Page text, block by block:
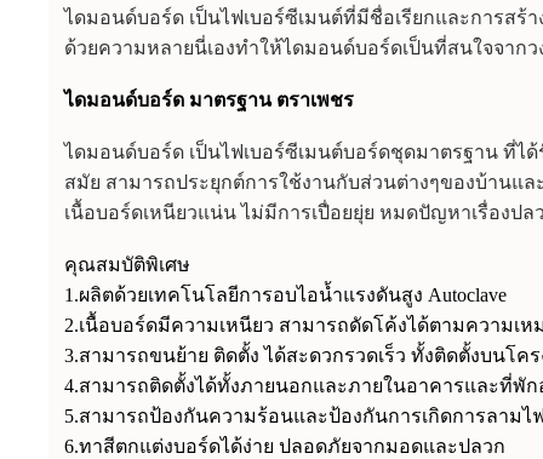
ไดมอนด์บอร์ด เป็นไฟเบอร์ซีเมนต์ที่มีชื่อเรียกและการ
ด้วยความหลายนี่เองทำให้ไดมอนด์บอร์ดเป็นที่สนใจจาก
ไดมอนด์บอร์ด มาตรฐาน ตราเพชร
ไดมอนด์บอร์ด เป็นไฟเบอร์ซีเมนต์บอร์ดชุดมาตรฐาน ที่
สมัย สามารถประยุกต์การใช้งานกับส่วนต่างๆของบ้านแ
เนื้อบอร์ดเหนียวแน่น ไม่มีการเปื่อยยุ่ย หมดปัญหาเรื่องป
คุณสมบัติพิเศษ
1.ผลิตด้วยเทคโนโลยีการอบไอน้ำแรงดันสูง Autoclave
2.เนื้อบอร์ดมีความเหนียว สามารถดัดโค้งได้ตามความเห
3.สามารถขนย้าย ติดตั้ง ได้สะดวกรวดเร็ว ทั้งติดตั้งบนโค
4.สามารถติดตั้งได้ทั้งภายนอกและภายในอาคารและที่พัก
5.สามารถป้องกันความร้อนและป้องกันการเกิดการลามไ
6.ทาสีตกแต่งบอร์ดได้ง่าย ปลอดภัยจากมอดและปลวก